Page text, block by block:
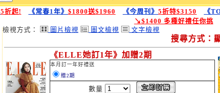
5折起! 《常春1年》 $1800送$1960 《今周刊》 5折特$3150 《
↘$1400 多種好禮任你挑
檢視方式： 圖片檢視 圖文檢視 文字檢視
搜尋方式：
《ELLE她訂1年》加贈2期
本月訂一年好禮送
贈2期
數量